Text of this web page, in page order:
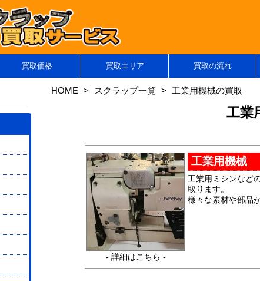
買取価格 買取エリア 買取の流れ
HOME スクラップ一覧 工業用機械の買取
工業
- 詳細はこちら -
工業用機械
工業用ミシンなど
取ります。
様々な素材や部品